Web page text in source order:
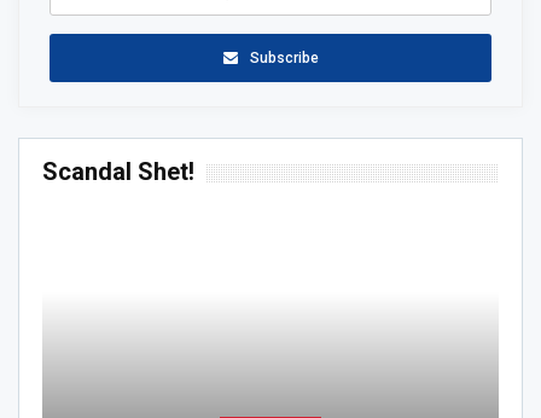
Subscribe
Scandal Shet!